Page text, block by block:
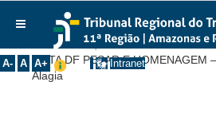
English
Português Español
A- A A+ Intranet
Institucional
Histórico
Você está aqui:Início >> Notícias
NOTA DE PESAR E HOMENAGEM
Alagia